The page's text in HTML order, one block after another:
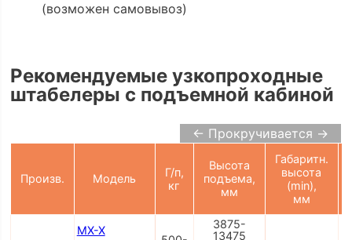
(возможен самовывоз)
Рекомендуемые узкопроходные
штабелеры с подъемной кабиной
← Прокручивается →
Произв. Модель
Г/п,
кг
Высота
подъема,
мм
Габаритн.
высота
(min),
мм
MX-X
3875-
13475